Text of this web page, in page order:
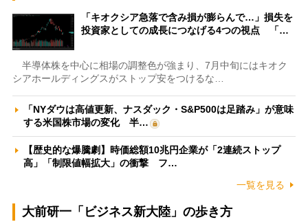
「キオクシア急落で含み損が膨らんで…」損失を
投資家としての成長につなげる4つの視点 「…
半導体株を中心に相場の調整色が強まり、7月中旬にはキオク
シアホールディングスがストップ安をつけるな…
「NYダウは高値更新、ナスダック・S&P500は足踏み」が意味
する米国株市場の変化 半…
【歴史的な爆騰劇】時価総額10兆円企業が「2連続ストップ
高」「制限値幅拡大」の衝撃 フ…
一覧を見る
大前研一「ビジネス新大陸」の歩き方